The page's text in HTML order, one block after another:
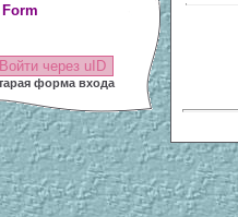
Войти через uID
форма входа